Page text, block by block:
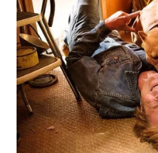
WN
KARO
WN
SIMALUNGUN
WN
LABUHANBATU